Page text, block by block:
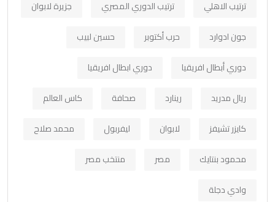
ترتيب الاهلي
ترتيب الدوري المصري
جزيرة لابوان
جون ادوارد
حرب أكتوبر
حسين لبيب
دوري أبطال افريقيا
دوري ابطال افريقيا
ريال مدريد
رينارد صحافة
كاس العالم
كايزر تشيفز
لابوان ليفربول
محمد صلاح
محمود بنتايك
مصر
منتخب مصر
وادي دجلة